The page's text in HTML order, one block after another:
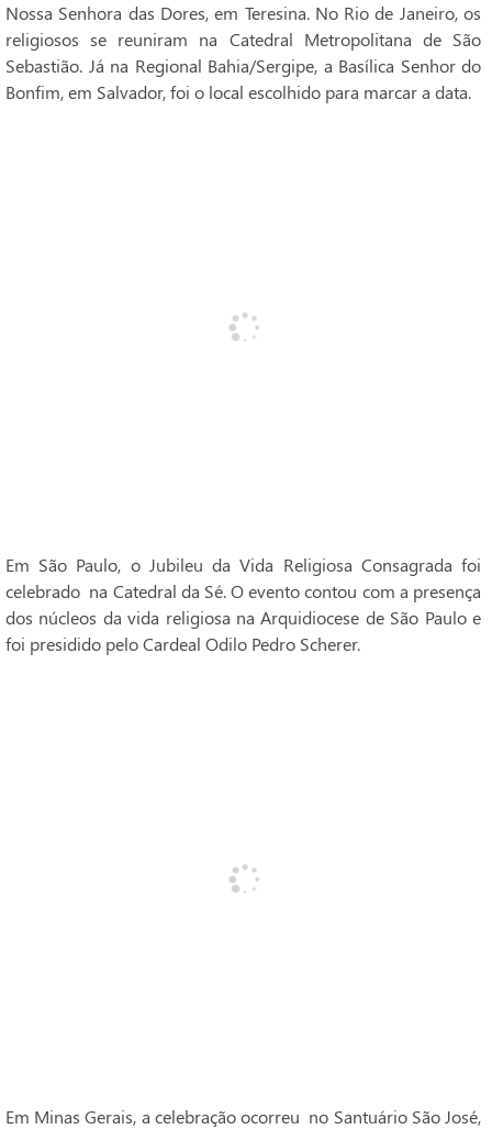
Nossa Senhora das Dores, em Teresina. No Rio de Janeiro, os
religiosos se reuniram na Catedral Metropolitana de São
Sebastião. Já na Regional Bahia/Sergipe, a Basílica Senhor do
Bonfim, em Salvador, foi o local escolhido para marcar a data.
Em São Paulo, o Jubileu da Vida Religiosa Consagrada foi
celebrado na Catedral da Sé. O evento contou com a presença
dos núcleos da vida religiosa na Arquidiocese de São Paulo e
foi presidido pelo Cardeal Odilo Pedro Scherer.
Em Minas Gerais, a celebração ocorreu no Santuário São José,